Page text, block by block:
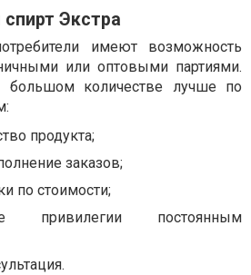
Экстра
имеют возможность
или оптовыми партиями.
большом количестве лучше по
продукта;
заказов;
по стоимости;
привилегии постоянным